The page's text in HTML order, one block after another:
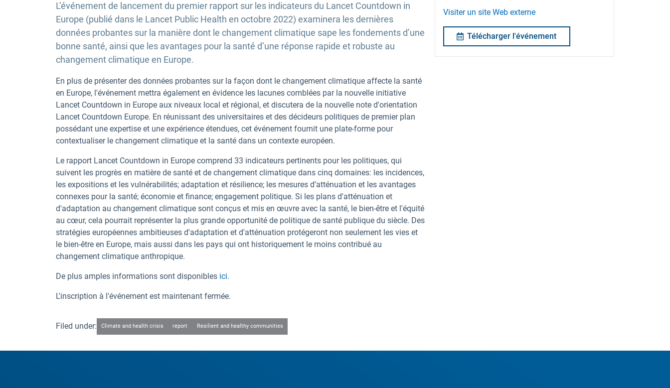
L’événement de lancement du premier rapport sur les indicateurs du Lancet Countdown in
Europe (publié dans le Lancet Public Health en octobre 2022) examinera les dernières
données probantes sur la manière dont le changement climatique sape les fondements d’une
bonne santé, ainsi que les avantages pour la santé d’une réponse rapide et robuste au
changement climatique en Europe.
En plus de présenter des données probantes sur la façon dont le changement climatique affecte la santé
en Europe, l'événement mettra également en évidence les lacunes comblées par la nouvelle initiative
Lancet Countdown in Europe aux niveaux local et régional, et discutera de la nouvelle note d'orientation
Lancet Countdown Europe. En réunissant des universitaires et des décideurs politiques de premier plan
possédant une expertise et une expérience étendues, cet événement fournit une plate-forme pour
contextualiser le changement climatique et la santé dans un contexte européen.
Le rapport Lancet Countdown in Europe comprend 33 indicateurs pertinents pour les politiques, qui
suivent les progrès en matière de santé et de changement climatique dans cinq domaines: les incidences,
les expositions et les vulnérabilités; adaptation et résilience; les mesures d’atténuation et les avantages
connexes pour la santé; économie et finance; engagement politique. Si les plans d'atténuation et
d'adaptation au changement climatique sont conçus et mis en œuvre avec la santé, le bien-être et l'équité
au cœur, cela pourrait représenter la plus grande opportunité de politique de santé publique du siècle. Des
stratégies européennes ambitieuses d'adaptation et d'atténuation protégeront non seulement les vies et
le bien-être en Europe, mais aussi dans les pays qui ont historiquement le moins contribué au
changement climatique anthropique.
De plus amples informations sont disponibles ici.
L'inscription à l'événement est maintenant fermée.
Filed under: Climate and health crisis report Resilient and healthy communities
Visiter un site Web externe
Télécharger l'événement